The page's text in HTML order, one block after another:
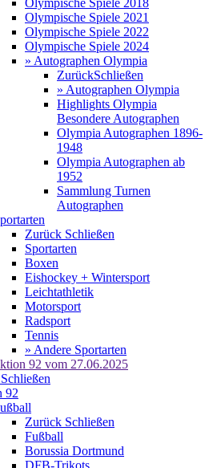
Olympische Spiele 2018
Olympische Spiele 2021
Olympische Spiele 2022
Olympische Spiele 2024
» Autographen Olympia
ZurückSchließen
» Autographen Olympia
Highlights Olympia
Besondere Autographen
Olympia Autographen 1896-
1948
Olympia Autographen ab
1952
Sammlung Turnen
Autographen
Zurück Schließen
Sportarten
Boxen
Eishockey + Wintersport
Leichtathletik
Motorsport
Radsport
Tennis
» Andere Sportarten
92 vom 27.06.2025
Schließen
92
Zurück Schließen
Fußball
Borussia Dortmund
DFB-Trikots